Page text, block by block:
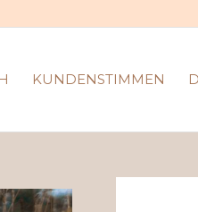
KUNDENSTIMMEN